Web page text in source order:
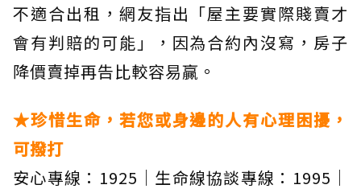
不適合出租，網友指出「屋主要實際賤賣才
會有判賠的可能」，因為合約內沒寫，房子
降價賣掉再告比較容易贏。
★珍惜生命，若您或身邊的人有心理困擾，
可撥打
安心專線：1925｜生命線協談專線：1995｜